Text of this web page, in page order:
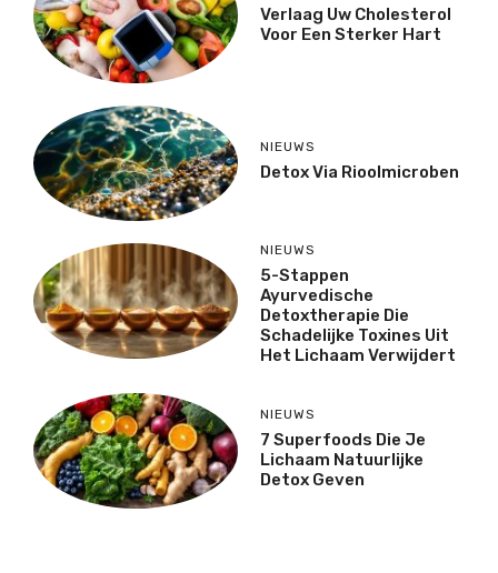
Verlaag Uw Cholesterol
Voor Een Sterker Hart
NIEUWS
Detox Via Rioolmicroben
NIEUWS
5-Stappen
Ayurvedische
Detoxtherapie Die
Schadelijke Toxines Uit
Het Lichaam Verwijdert
NIEUWS
7 Superfoods Die Je
Lichaam Natuurlijke
Detox Geven